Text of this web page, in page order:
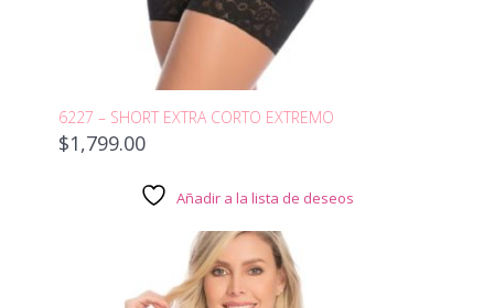
6227 – SHORT EXTRA CORTO EXTREMO
$1,799.00
Añadir a la lista de deseos